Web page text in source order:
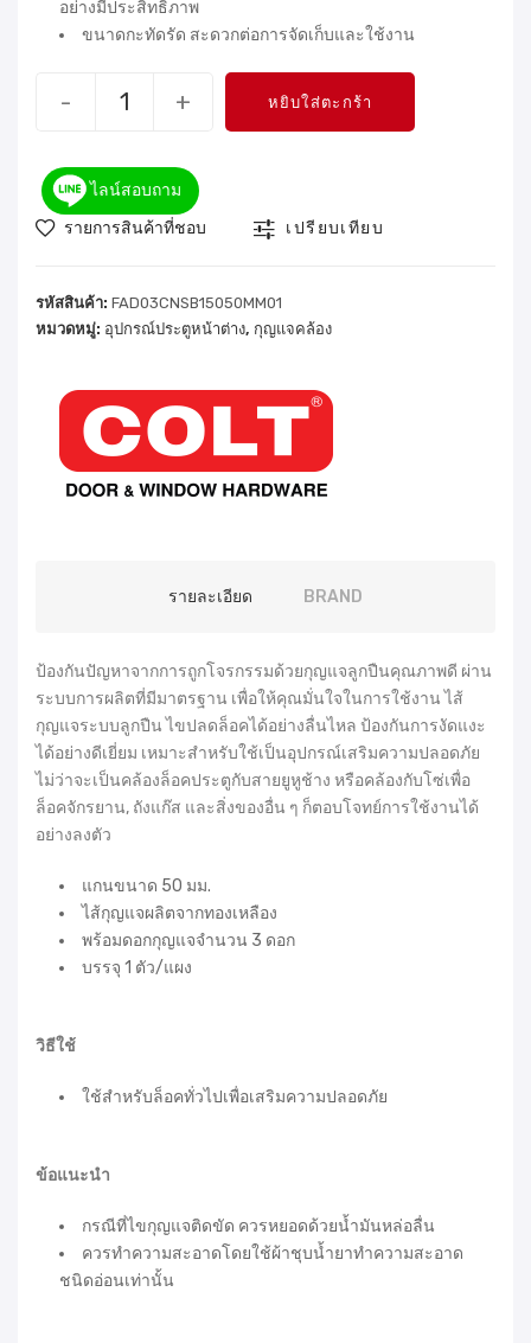
อย่างมีประสิทธิภาพ
ขนาดกะทัดรัด สะดวกต่อการจัดเก็บและใช้งาน
- + หยิบใส่ตะกร้า
ไลน์สอบถาม
รายการสินค้าที่ชอบ
เปรียบเทียบ
รหัสสินค้า: FAD03CNSB15050MM01
หมวดหมู่: อุปกรณ์ประตูหน้าต่าง, กุญแจคล้อง
รายละเอียด BRAND
ป้องกันปัญหาจากการถูกโจรกรรมด้วยกุญแจลูกปืนคุณภาพดี ผ่าน
ระบบการผลิตที่มีมาตรฐาน เพื่อให้คุณมั่นใจในการใช้งาน ไส้
กุญแจระบบลูกปืน ไขปลดล็อคได้อย่างลื่นไหล ป้องกันการงัดแงะ
ได้อย่างดีเยี่ยม เหมาะสำหรับใช้เป็นอุปกรณ์เสริมความปลอดภัย
ไม่ว่าจะเป็นคล้องล็อคประตูกับสายยูหูช้าง หรือคล้องกับโซ่เพื่อ
ล็อคจักรยาน, ถังแก๊ส และสิ่งของอื่น ๆ ก็ตอบโจทย์การใช้งานได้
อย่างลงตัว
แกนขนาด 50 มม.
ไส้กุญแจผลิตจากทองเหลือง
พร้อมดอกกุญแจจำนวน 3 ดอก
บรรจุ 1 ตัว/แผง
วิธีใช้
ใช้สำหรับล็อคทั่วไปเพื่อเสริมความปลอดภัย
ข้อแนะนำ
กรณีที่ไขกุญแจติดขัด ควรหยอดด้วยน้ำมันหล่อลื่น
ควรทำความสะอาดโดยใช้ผ้าชุบน้ำยาทำความสะอาด
ชนิดอ่อนเท่านั้น